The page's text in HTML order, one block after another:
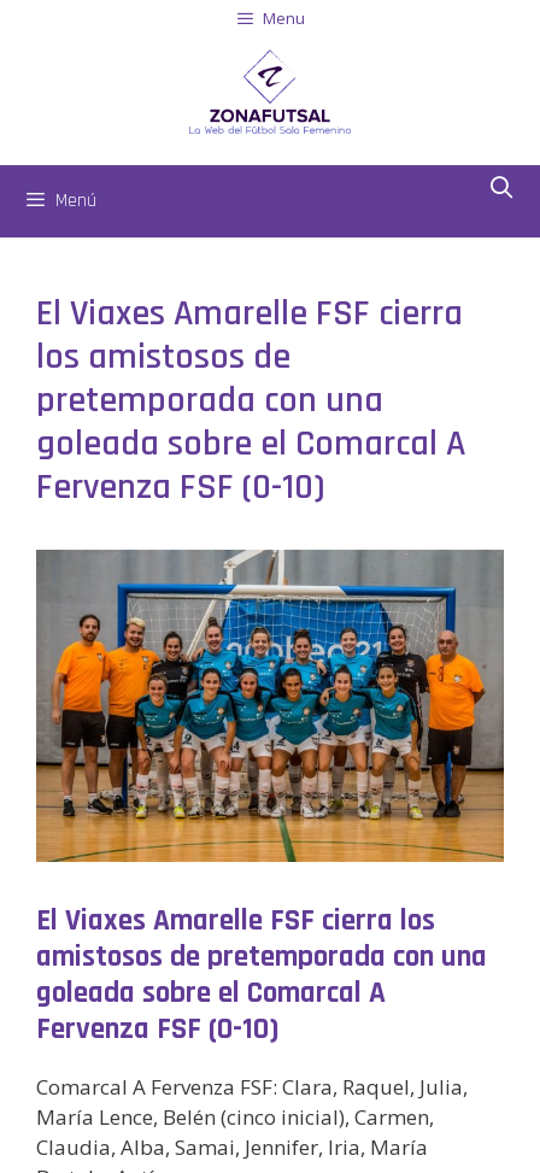
Menu
Menú
El Viaxes Amarelle FSF cierra
los amistosos de
pretemporada con una
goleada sobre el Comarcal A
Fervenza FSF (0-10)
El Viaxes Amarelle FSF cierra los
amistosos de pretemporada con una
goleada sobre el Comarcal A
Fervenza FSF (0-10)
Comarcal A Fervenza FSF: Clara, Raquel, Julia,
María Lence, Belén (cinco inicial), Carmen,
Claudia, Alba, Samai, Jennifer, Iria, María